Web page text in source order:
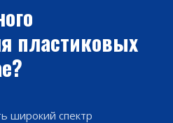
пластиковых
широкий спектр